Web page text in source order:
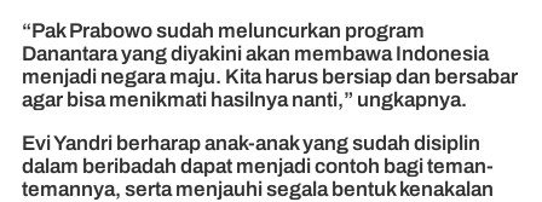
“Pak Prabowo sudah meluncurkan program
Danantara yang diyakini akan membawa Indonesia
menjadi negara maju. Kita harus bersiap dan bersabar
agar bisa menikmati hasilnya nanti,” ungkapnya.
Evi Yandri berharap anak-anak yang sudah disiplin
dalam beribadah dapat menjadi contoh bagi teman-
temannya, serta menjauhi segala bentuk kenakalan